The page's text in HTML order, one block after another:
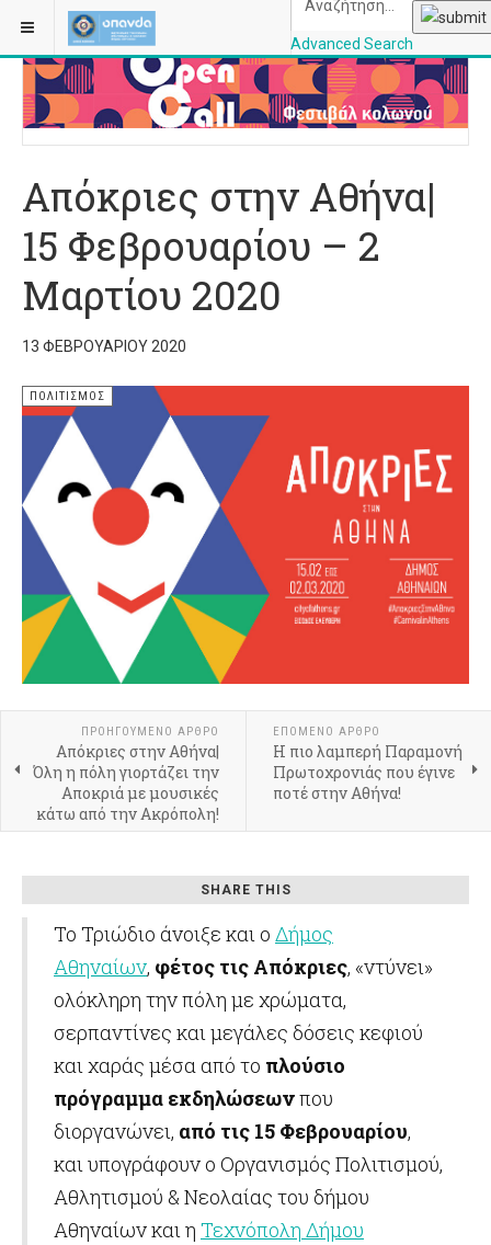
Advanced Search
ΒΡΊΣΚΕΣΤΕ ΕΔΏ: ΑΡΧΙΚΉ
Απόκριες στην Αθήνα|
15 Φεβρουαρίου – 2
Μαρτίου 2020
13 ΦΕΒΡΟΥΑΡΊΟΥ 2020
ΠΟΛΙΤΙΣΜΌΣ
ΠΡΟΗΓΟΎΜΕΝΟ ΆΡΘΡΟ
Απόκριες στην Αθήνα|
Όλη η πόλη γιορτάζει την
Αποκριά με μουσικές
κάτω από την Ακρόπολη!
ΕΠΌΜΕΝΟ ΆΡΘΡΟ
Η πιο λαμπερή Παραμονή
Πρωτοχρονιάς που έγινε
ποτέ στην Αθήνα!
SHARE THIS
Το Τριώδιο άνοιξε και ο Δήμος
Αθηναίων, φέτος τις Απόκριες, «ντύνει»
ολόκληρη την πόλη με χρώματα,
σερπαντίνες και μεγάλες δόσεις κεφιού
και χαράς μέσα από το πλούσιο
πρόγραμμα εκδηλώσεωνπου
διοργανώνει, από τις 15 Φεβρουαρίου,
και υπογράφουν ο Οργανισμός Πολιτισμού,
Αθλητισμού & Νεολαίας του δήμου
Αθηναίων και η Τεχνόπολη Δήμου